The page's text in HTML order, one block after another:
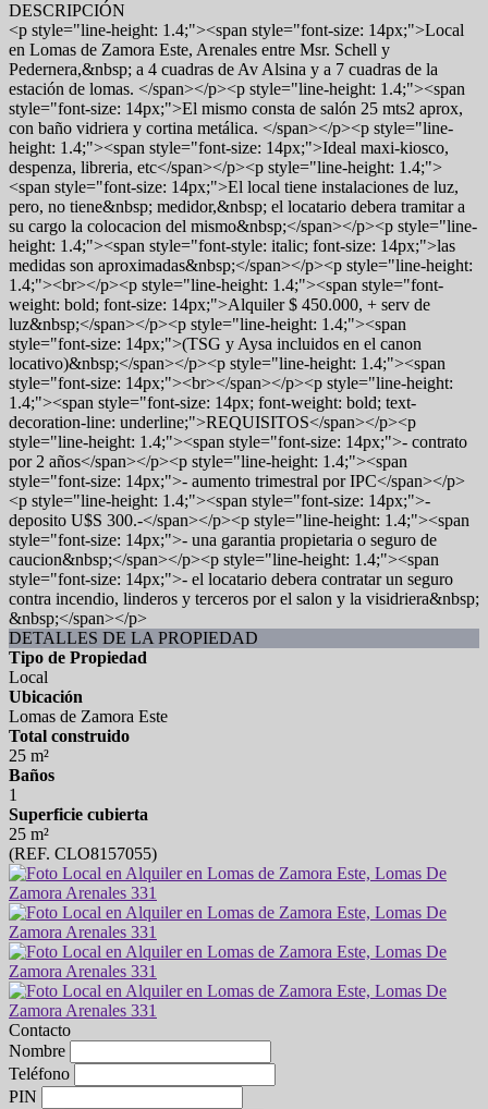
DESCRIPCIÓN
<p style="line-height: 1.4;"><span style="font-size: 14px;">Local
en Lomas de Zamora Este, Arenales entre Msr. Schell y
Pedernera,&nbsp; a 4 cuadras de Av Alsina y a 7 cuadras de la
estación de lomas. </span></p><p style="line-height: 1.4;"><span
style="font-size: 14px;">El mismo consta de salón 25 mts2 aprox,
con baño vidriera y cortina metálica. </span></p><p style="line-
height: 1.4;"><span style="font-size: 14px;">Ideal maxi-kiosco,
despenza, libreria, etc</span></p><p style="line-height: 1.4;">
<span style="font-size: 14px;">El local tiene instalaciones de luz,
pero, no tiene&nbsp; medidor,&nbsp; el locatario debera tramitar a
su cargo la colocacion del mismo&nbsp;</span></p><p style="line-
height: 1.4;"><span style="font-style: italic; font-size: 14px;">las
medidas son aproximadas&nbsp;</span></p><p style="line-height:
1.4;"><br></p><p style="line-height: 1.4;"><span style="font-
weight: bold; font-size: 14px;">Alquiler $ 450.000, + serv de
luz&nbsp;</span></p><p style="line-height: 1.4;"><span
style="font-size: 14px;">(TSG y Aysa incluidos en el canon
locativo)&nbsp;</span></p><p style="line-height: 1.4;"><span
style="font-size: 14px;"><br></span></p><p style="line-height:
1.4;"><span style="font-size: 14px; font-weight: bold; text-
decoration-line: underline;">REQUISITOS</span></p><p
style="line-height: 1.4;"><span style="font-size: 14px;">- contrato
por 2 años</span></p><p style="line-height: 1.4;"><span
style="font-size: 14px;">- aumento trimestral por IPC</span></p>
<p style="line-height: 1.4;"><span style="font-size: 14px;">-
deposito U$S 300.-</span></p><p style="line-height: 1.4;"><span
style="font-size: 14px;">- una garantia propietaria o seguro de
caucion&nbsp;</span></p><p style="line-height: 1.4;"><span
style="font-size: 14px;">- el locatario debera contratar un seguro
contra incendio, linderos y terceros por el salon y la visidriera&nbsp;
&nbsp;</span></p>
DETALLES DE LA PROPIEDAD
Tipo de Propiedad
Local
Ubicación
Lomas de Zamora Este
Total construido
25 m²
Baños
1
Superficie cubierta
25 m²
(REF. CLO8157055)
Contacto
Nombre
Teléfono
PIN